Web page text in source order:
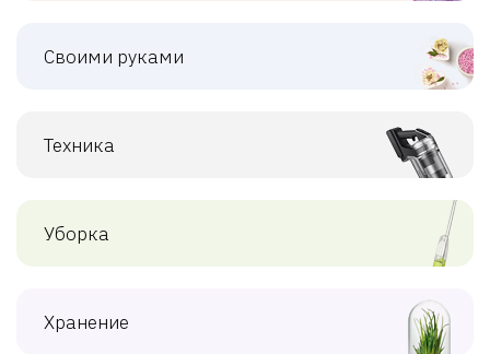
Своими руками
Техника
Уборка
Хранение